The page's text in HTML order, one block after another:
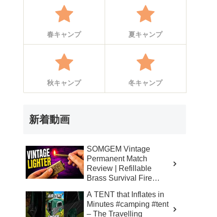
春キャンプ 夏キャンプ
秋キャンプ 冬キャンプ
新着動画
SOMGEM Vintage
Permanent Match
Review | Refillable
Brass Survival Fire
Honest Reviews
A TENT that Inflates in
Minutes #camping #tent
– The Travelling